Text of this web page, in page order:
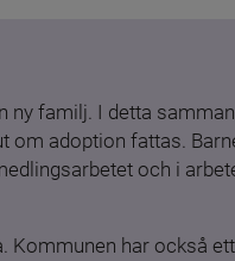
familj. I detta
adoption fattas.
och i
har också